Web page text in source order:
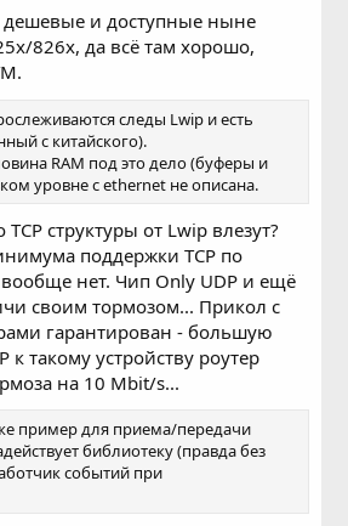
дешевые и доступные ныне
826x, да всё там хорошо,
следы Lwip и есть
с китайского).
RAM под это дело (буферы и
уровне с ethernet не описана.
структуры от Lwip влезут?
поддержки TCP по
вообще нет. Чип Only UDP и ещё
своим тормозом... Прикол с
гарантирован - большую
к такому устройству роутер
на 10 Mbit/s...
пример для приема/передачи
библиотеку (правда без
событий при